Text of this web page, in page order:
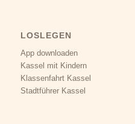
LOSLEGEN
App downloaden
Kassel mit Kindern
Klassenfahrt Kassel
Stadtführer Kassel